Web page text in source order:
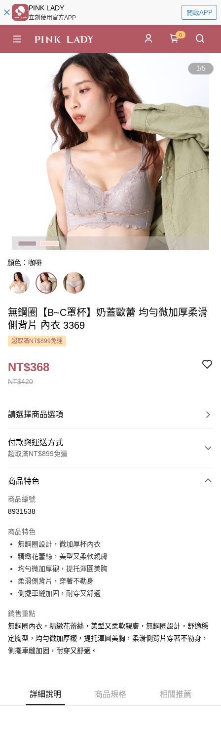
PINK LADY
立刻使用官方APP
開啟APP
0
1/5
顏色：咖啡
無鋼圈【B~C罩杯】奶蓋歐蕾 均勻微加厚柔滑
側背片 內衣 3369
超取滿NT$899免運
NT$420
NT$368
請選擇商品選項
付款與運送方式
超取滿NT$899免運
信用卡一次付款
超商取貨付款
Apple Pay
街口支付
悠遊付
AFTEE先享後付
相關說明
AFTEE先享後付是「在收到商品之後才付款」的支付方式。 讓您購物簡單
便利好安心！
１．簡單：不需註冊會員、不需綁卡、不需儲值。
２．便利：只要手機號碼，簡訊認證，即可結帳。
１．於結帳方式選擇「AFTEE先享後付」後，將跳轉至「AFTEE先享後付」
結帳頁面，進行簡訊認證並確認金額後，即可完成結帳。
ATM付款
運送方式
付款後全家取貨
商品特色
商品編號
8931538
商品特色
無鋼圈設計，微加厚杯內衣
精緻花蕾絲，美型又柔軟親膚
均勻微加厚襯，提托渾圓美胸
柔滑側背片，穿著不勒身
側擺車縫加固，耐穿又舒適
銷售重點
無鋼圈內衣，精緻花蕾絲，美型又柔軟親膚，無鋼圈設計，舒適穩
定胸型，均勻微加厚襯，提托渾圓美胸，柔滑側背片穿著不勒身，
側擺車縫加固，耐穿又舒適。
詳細說明 商品規格 相關推薦